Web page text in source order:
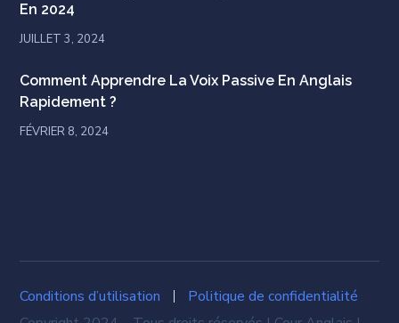
En 2024
JUILLET 3, 2024
Comment Apprendre La Voix Passive En Anglais
Rapidement ?
FÉVRIER 8, 2024
Conditions d’utilisation
Politique de confidentialité